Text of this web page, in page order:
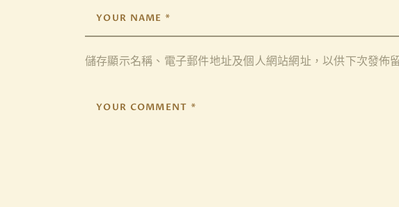
儲存顯示名稱、電子郵件地址及個人網站網址，以供下次發佈